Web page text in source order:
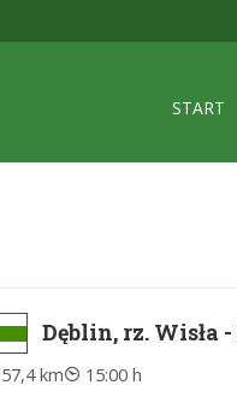
START
Dęblin, rz. Wisła
57,4 km 15:00 h